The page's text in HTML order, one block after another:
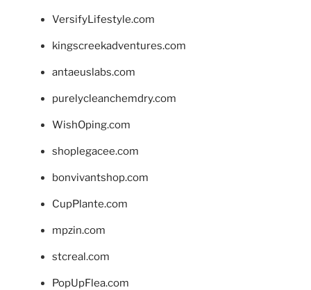
VersifyLifestyle.com
kingscreekadventures.com
antaeuslabs.com
purelycleanchemdry.com
WishOping.com
shoplegacee.com
bonvivantshop.com
CupPlante.com
mpzin.com
stcreal.com
PopUpFlea.com